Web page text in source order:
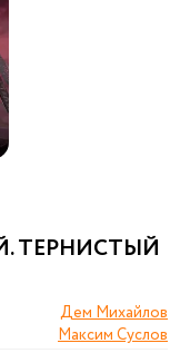
ТЕРНИСТЫЙ
Дем Михайлов
Максим Суслов